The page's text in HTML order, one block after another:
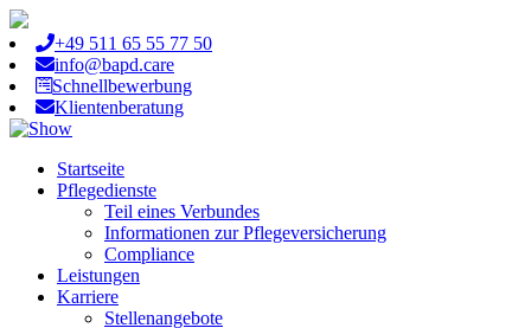
+49 511 65 55 77 50
info@bapd.care
Schnellbewerbung
Klientenberatung
Startseite
Pflegedienste
Teil eines Verbundes
Informationen zur Pflegeversicherung
Compliance
Leistungen
Karriere
Stellenangebote